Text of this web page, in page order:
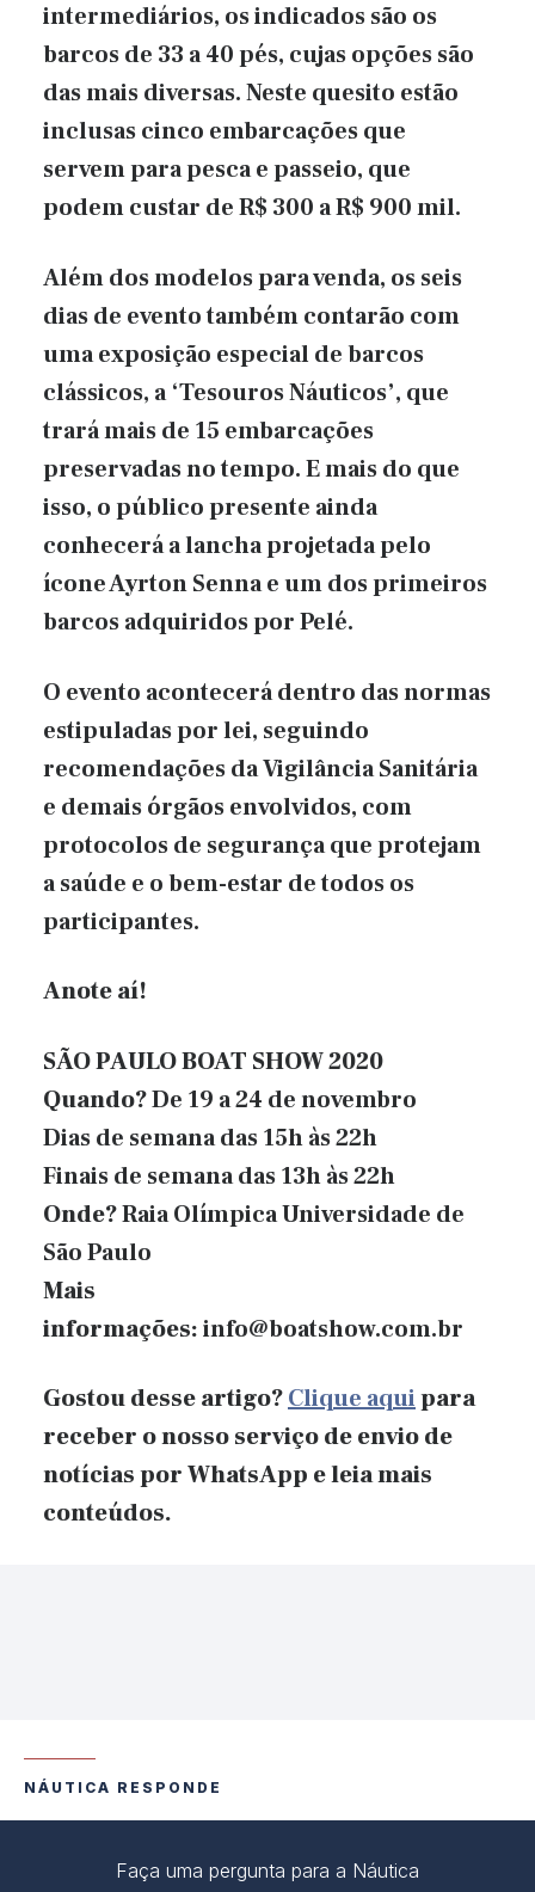
intermediários, os indicados são os
barcos de 33 a 40 pés, cujas opções são
das mais diversas. Neste quesito estão
inclusas cinco embarcações que
servem para pesca e passeio, que
podem custar de R$ 300 a R$ 900 mil.
Além dos modelos para venda, os seis
dias de evento também contarão com
uma exposição especial de barcos
clássicos, a ‘Tesouros Náuticos’, que
trará mais de 15 embarcações
preservadas no tempo. E mais do que
isso, o público presente ainda
conhecerá a lancha projetada pelo
ícone Ayrton Senna e um dos primeiros
barcos adquiridos por Pelé.
O evento acontecerá dentro das normas
estipuladas por lei, seguindo
recomendações da Vigilância Sanitária
e demais órgãos envolvidos, com
protocolos de segurança que protejam
a saúde e o bem-estar de todos os
participantes.
Anote aí!
SÃO PAULO BOAT SHOW 2020
Quando?De 19 a 24 de novembro
Dias de semana das 15h às 22h
Finais de semana das 13h às 22h
Onde?Raia Olímpica Universidade de
São Paulo
Mais
informações:info@boatshow.com.br
Gostou desse artigo?Clique aquipara
receber o nosso serviço de envio de
notícias por WhatsApp eleia mais
conteúdos.
NÁUTICA RESPONDE
Faça uma pergunta para a Náutica